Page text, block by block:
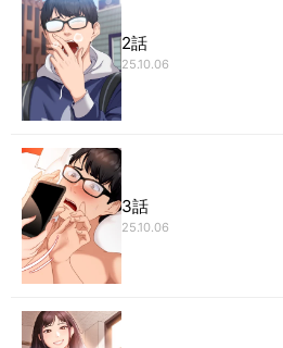
2話
25.10.06
3話
25.10.06